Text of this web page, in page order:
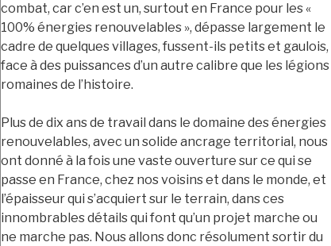
combat, car c’en est un, surtout en France pour les «
100% énergies renouvelables », dépasse largement le
cadre de quelques villages, fussent-ils petits et gaulois,
face à des puissances d’un autre calibre que les légions
romaines de l’histoire.
Plus de dix ans de travail dans le domaine des énergies
renouvelables, avec un solide ancrage territorial, nous
ont donné à la fois une vaste ouverture sur ce qui se
passe en France, chez nos voisins et dans le monde, et
l’épaisseur qui s’acquiert sur le terrain, dans ces
innombrables détails qui font qu’un projet marche ou
ne marche pas. Nous allons donc résolument sortir du